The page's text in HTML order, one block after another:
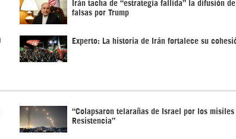
Irán tacha de “estrategia fallida” la difusión
falsas por Trump
Experto: La historia de Irán fortalece su
“Colapsaron telarañas de Israel por los misiles
Resistencia”